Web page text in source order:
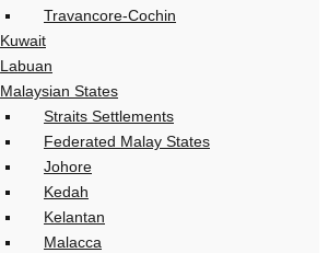
Travancore-Cochin
Kuwait
Labuan
Malaysian States
Straits Settlements
Federated Malay States
Johore
Kedah
Kelantan
Malacca